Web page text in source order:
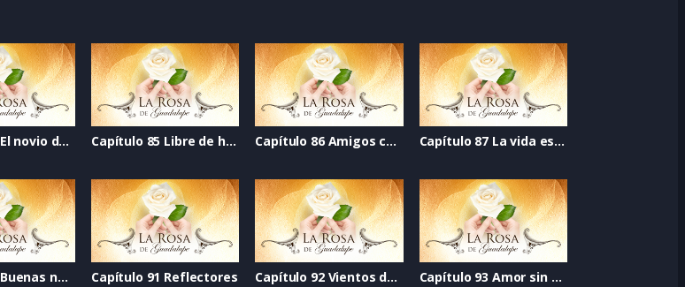
Capítulo 84 El novio de mi mejor amiga Capítulo 85 Libre de humo Capítulo 86 Amigos con derechos Capítulo 87 La vida es mejor cantando
Capítulo 90 Buenas noticias Capítulo 91 Reflectores Capítulo 92 Vientos de esperanza Capítulo 93 Amor sin fronteras